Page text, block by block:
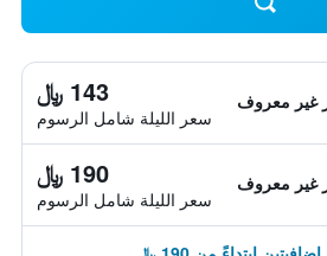
غير معروف 143 ﷼
سعر الليلة شامل الرسوم
غير معروف 190 ﷼
سعر الليلة شامل الرسوم